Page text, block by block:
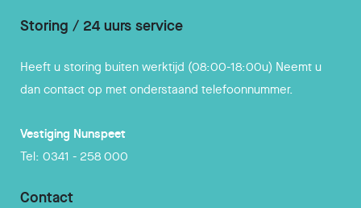
Storing / 24 uurs service
Heeft u storing buiten werktijd (08:00-18:00u) Neemt u
dan contact op met onderstaand telefoonnummer.
Vestiging Nunspeet
Tel: 0341 - 258 000
Contact